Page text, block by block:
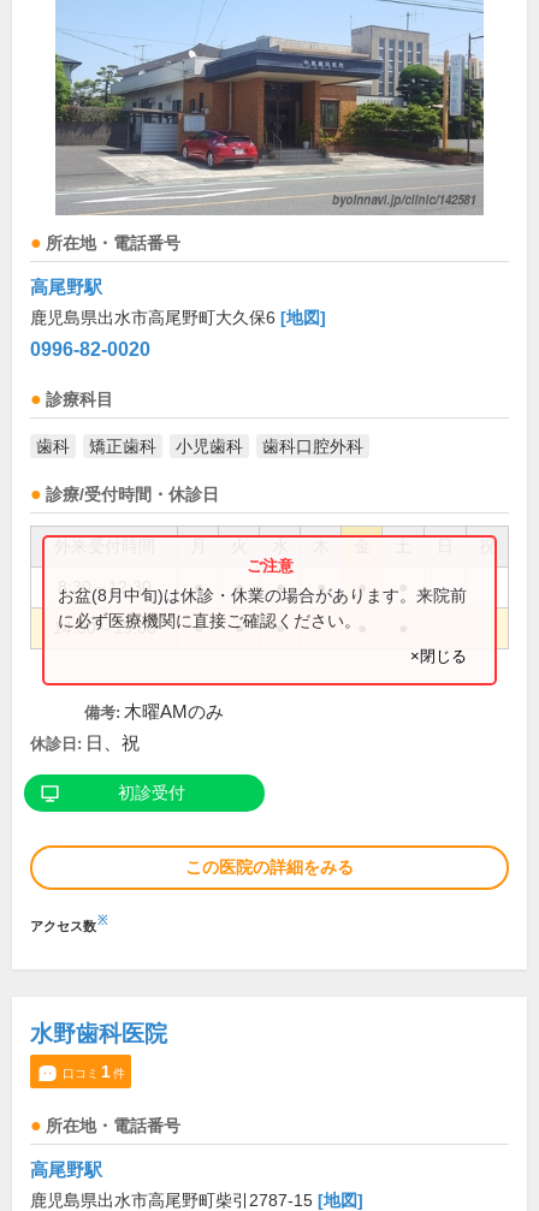
所在地・電話番号
高尾野駅
鹿児島県出水市高尾野町大久保6 [地図]
0996-82-0020
診療科目
歯科 矯正歯科 小児歯科 歯科口腔外科
診療/受付時間・休診日
祝
8:30～12:30 ● ● ● ● ●
14:00～19:00 ● ● ●
お盆(8月中旬)は休診・休業の場合があります。来院前
に必ず医療機関に直接ご確認ください。
×閉じる
備考: 木曜AMのみ
休診日: 日、祝
初診受付
この医院の詳細をみる
アクセス数※
水野歯科医院
口コミ 1件
所在地・電話番号
高尾野駅
鹿児島県出水市高尾野町柴引2787-15 [地図]